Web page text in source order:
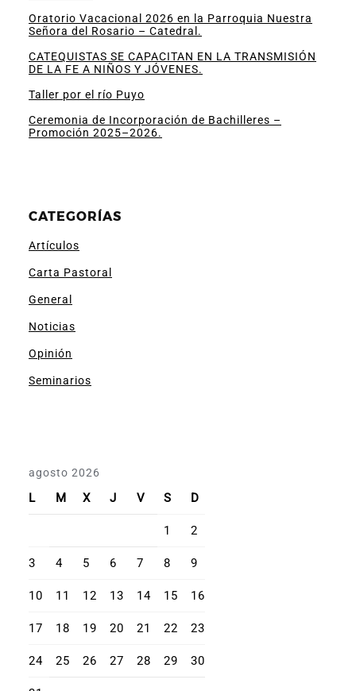
Oratorio Vacacional 2026 en la Parroquia Nuestra
Señora del Rosario – Catedral.
CATEQUISTAS SE CAPACITAN EN LA TRANSMISIÓN
DE LA FE A NIÑOS Y JÓVENES.
Taller por el río Puyo
Ceremonia de Incorporación de Bachilleres –
Promoción 2025–2026.
CATEGORÍAS
Artículos
Carta Pastoral
General
Noticias
Opinión
Seminarios
agosto 2026
L M X J V S D
1 2
3 4 5 6 7 8 9
10 11 12 13 14 15 16
17 18 19 20 21 22 23
24 25 26 27 28 29 30